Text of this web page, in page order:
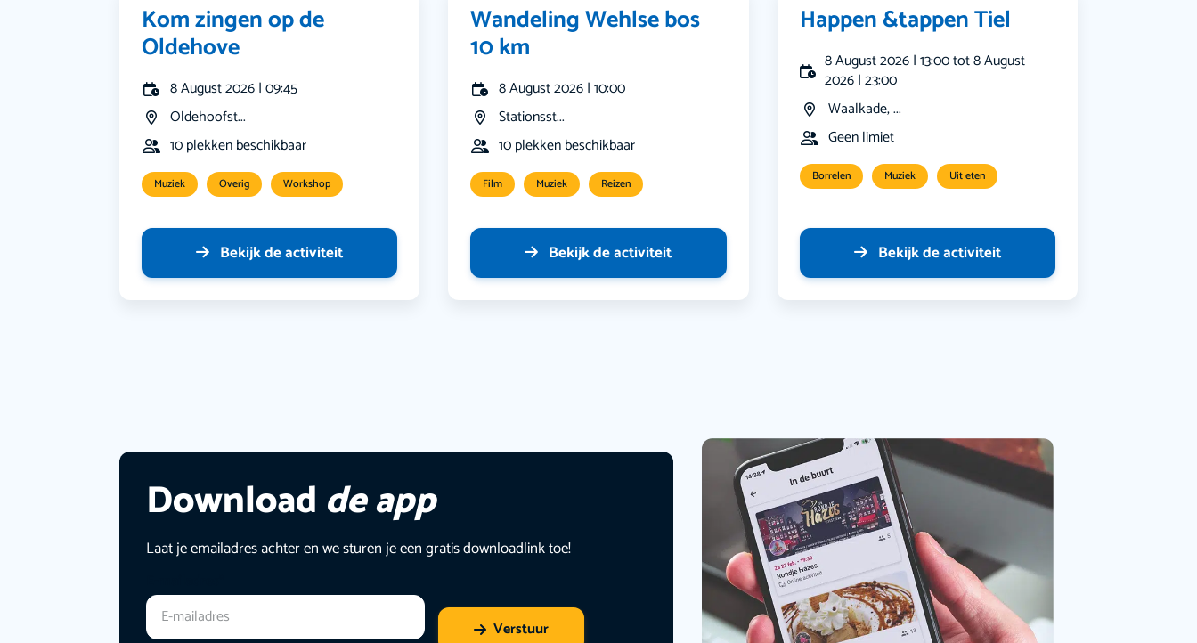
Kom zingen op de
Oldehove
8 August 2026 | 09:45
Oldehoofst...
10 plekken beschikbaar
Muziek Overig Workshop
Bekijk de activiteit
Wandeling Wehlse bos
10 km
8 August 2026 | 10:00
Stationsst...
10 plekken beschikbaar
Film Muziek Reizen
Bekijk de activiteit
Happen &tappen Tiel
8 August 2026 | 13:00 tot 8 August
2026 | 23:00
Waalkade, ...
Geen limiet
Borrelen Muziek Uit eten
Bekijk de activiteit
Download de app
Laat je emailadres achter en we sturen je een gratis downloadlink toe!
Verstuur